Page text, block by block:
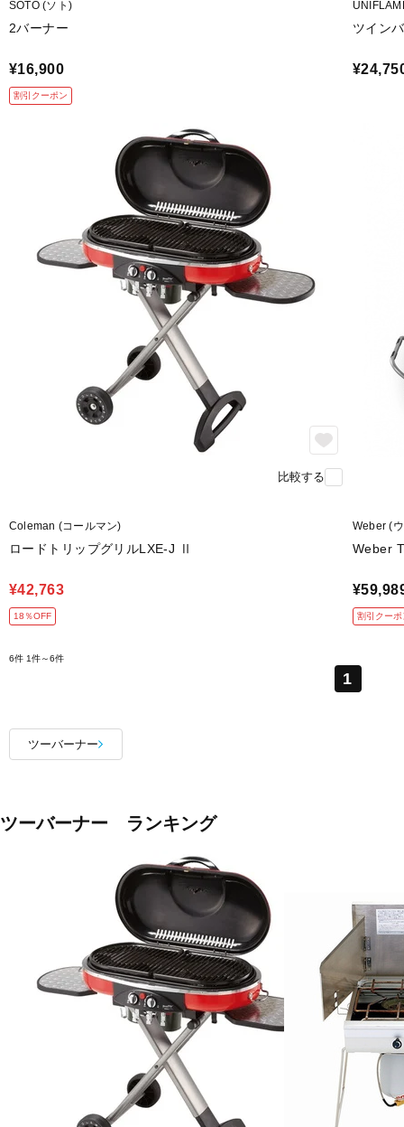
SOTO (ソト)
2バーナー
¥16,900
割引クーポン
ツイン
比較する
Coleman (コールマン)
ロードトリップグリルLXE-J Ⅱ
¥42,763
18％OFF
Weber (
Weber
割引クーポ
6件 1件～6件
1
ツーバーナー
ツーバーナー ランキング